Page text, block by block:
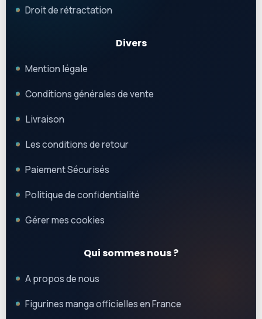
Droit de rétractation
Divers
Mention légale
Conditions générales de vente
Livraison
Les conditions de retour
Paiement Sécurisés
Politique de confidentialité
Gérer mes cookies
Qui sommes nous ?
A propos de nous
Figurines manga officielles en France